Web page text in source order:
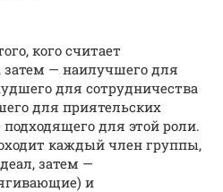
кого считает
— наилучшего для
для сотрудничества
для приятельских
для этой роли.
каждый член группы,
затем —
и